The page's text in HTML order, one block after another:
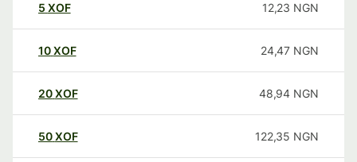
5 XOF 12,23 NGN
10XOF 24,47 NGN
20XOF 48,94 NGN
50XOF 122,35 NGN